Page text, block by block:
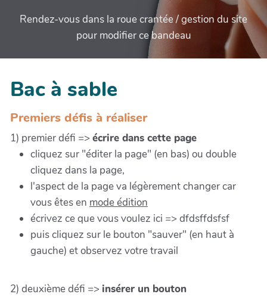
Rendez-vous dans la roue crantée / gestion du site
pour modifier ce bandeau
Bac à sable
Premiers défis à réaliser
1) premier défi => écrire dans cette page
cliquez sur "éditer la page" (en bas) ou double
cliquez dans la page,
l'aspect de la page va légèrement changer car
vous êtes en mode édition
écrivez ce que vous voulez ici => dfdsffdsfsf
puis cliquez sur le bouton "sauver" (en haut à
gauche) et observez votre travail
2) deuxième défi => insérer un bouton